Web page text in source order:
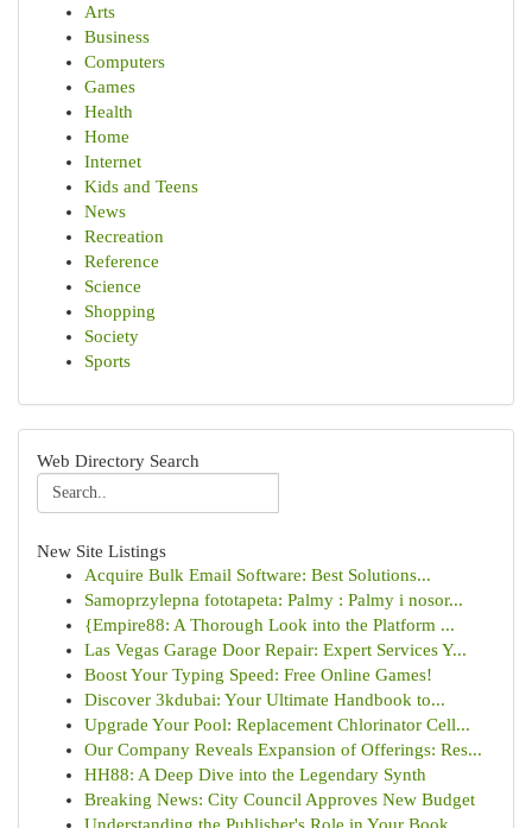
Arts
Business
Computers
Games
Health
Home
Internet
Kids and Teens
News
Recreation
Reference
Science
Shopping
Society
Sports
Web Directory Search
New Site Listings
Acquire Bulk Email Software: Best Solutions...
Samoprzylepna fototapeta: Palmy : Palmy i nosor...
{Empire88: A Thorough Look into the Platform ...
Las Vegas Garage Door Repair: Expert Services Y...
Boost Your Typing Speed: Free Online Games!
Discover 3kdubai: Your Ultimate Handbook to...
Upgrade Your Pool: Replacement Chlorinator Cell...
Our Company Reveals Expansion of Offerings: Res...
HH88: A Deep Dive into the Legendary Synth
Breaking News: City Council Approves New Budget